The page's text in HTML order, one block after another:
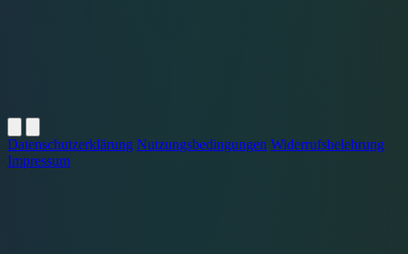
Datenschutzerklärung Nutzungsbedingungen Widerrufsbelehrung
Impressum